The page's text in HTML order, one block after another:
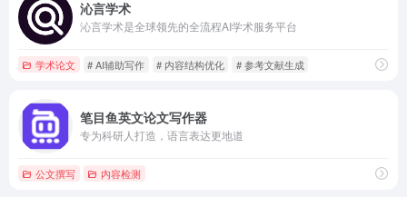
沁言学术
沁⾔学术是全球领先的全流程AI学术服务平台
学术论文 # AI辅助写作 # 内容结构优化 # 参考文献生成
笔目鱼英文论文写作器
专为科研人打造，语言表达更地道
公文撰写 内容检测